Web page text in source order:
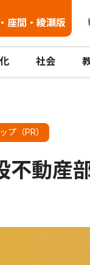
座間・綾瀬版
社会
プ（PR）
不動産